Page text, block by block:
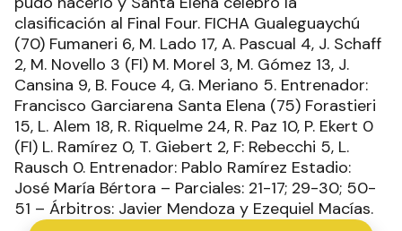
clasificación al Final Four. FICHA Gualeguaychú
(70) Fumaneri 6, M. Lado 17, A. Pascual 4, J. Schaff
2, M. Novello 3 (FI) M. Morel 3, M. Gómez 13, J.
Cansina 9, B. Fouce 4, G. Meriano 5. Entrenador:
Francisco Garciarena Santa Elena (75) Forastieri
15, L. Alem 18, R. Riquelme 24, R. Paz 10, P. Ekert 0
(FI) L. Ramírez 0, T. Giebert 2, F: Rebecchi 5, L.
Rausch 0. Entrenador: Pablo Ramírez Estadio:
José María Bértora – Parciales: 21-17; 29-30; 50-
51 – Árbitros: Javier Mendoza y Ezequiel Macías.